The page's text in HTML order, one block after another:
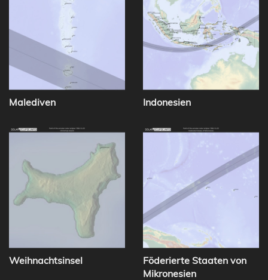
Malediven Indonesien
Weihnachtsinsel
Föderierte Staaten von
Mikronesien